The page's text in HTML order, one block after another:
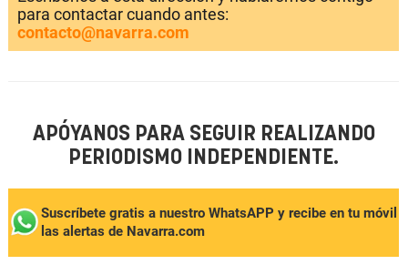
para contactar cuando antes:
contacto@navarra.com
APÓYANOS PARA SEGUIR REALIZANDO
PERIODISMO INDEPENDIENTE.
Suscríbete gratis a nuestro WhatsAPP y recibe en tu móvil
las alertas de Navarra.com